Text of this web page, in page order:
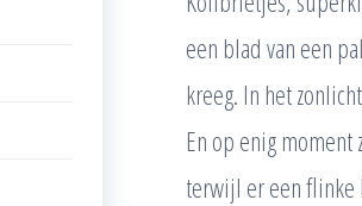
een blad van een
kreeg. In het
En op enig
terwijl er een flinke